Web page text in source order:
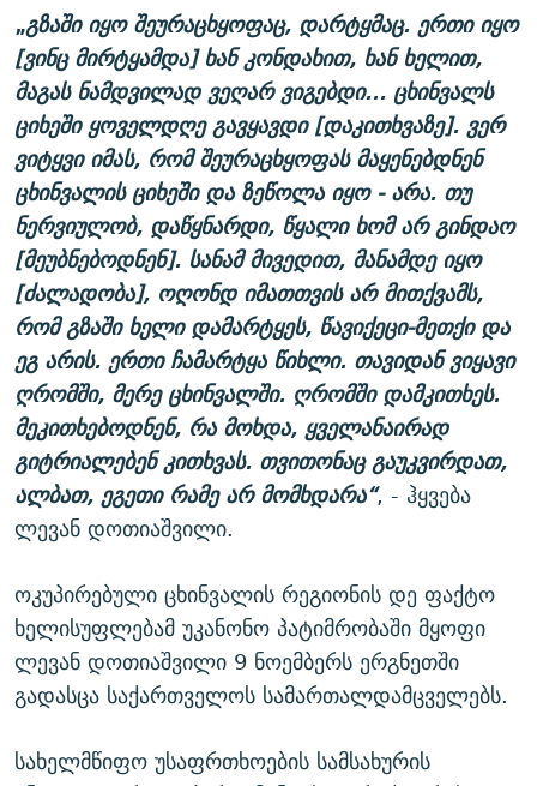
„გზაში იყო შეურაცხყოფაც, დარტყმაც. ერთი იყო
[ვინც მირტყამდა] ხან კონდახით, ხან ხელით,
მაგას ნამდვილად ვეღარ ვიგებდი... ცხინვალს
ციხეში ყოველდღე გავყავდი [დაკითხვაზე]. ვერ
ვიტყვი იმას, რომ შეურაცხყოფას მაყენებდნენ
ცხინვალის ციხეში და ზეწოლა იყო - არა. თუ
ნერვიულობ, დაწყნარდი, წყალი ხომ არ გინდაო
[მეუბნებოდნენ]. სანამ მივედით, მანამდე იყო
[ძალადობა], ოღონდ იმათთვის არ მითქვამს,
რომ გზაში ხელი დამარტყეს, წავიქეცი-მეთქი და
ეგ არის. ერთი ჩამარტყა წიხლი. თავიდან ვიყავი
ღრომში, მერე ცხინვალში. ღრომში დამკითხეს.
მეკითხებოდნენ, რა მოხდა, ყველანაირად
გიტრიალებენ კითხვას. თვითონაც გაუკვირდათ,
ალბათ, ეგეთი რამე არ მომხდარა“, - ჰყვება
ლევან დოთიაშვილი.
ოკუპირებული ცხინვალის რეგიონის დე ფაქტო
ხელისუფლებამ უკანონო პატიმრობაში მყოფი
ლევან დოთიაშვილი 9 ნოემბერს ერგნეთში
გადასცა საქართველოს სამართალდამცველებს.
სახელმწიფო უსაფრთხოების სამსახურის